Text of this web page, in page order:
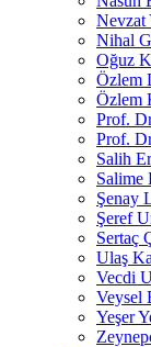
Nevzat
Nihal
Oğuz
Özlem
Özlem
Prof.
Prof.
Salih
Salime
Şenay
Şeref
Sertaç
Ulaş
Vecdi
Veysel
Yeşer